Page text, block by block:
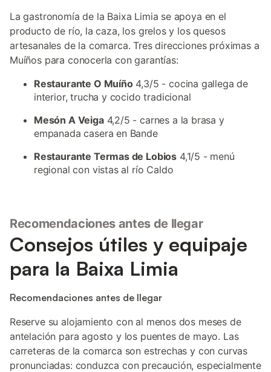
La gastronomía de la Baixa Limia se apoya en el
producto de río, la caza, los grelos y los quesos
artesanales de la comarca. Tres direcciones próximas a
Muíños para conocerla con garantías:
Restaurante O Muíño4,3/5 - cocina gallega de
interior, trucha y cocido tradicional
Mesón A Veiga4,2/5 - carnes a la brasa y
empanada casera en Bande
Restaurante Termas de Lobios 4,1/5 - menú
regional con vistas al río Caldo
Recomendaciones antes de llegar
Consejos útiles y equipaje
para la Baixa Limia
Recomendaciones antes de llegar
Reserve su alojamiento con al menos dos meses de
antelación para agosto y los puentes de mayo. Las
carreteras de la comarca son estrechas y con curvas
pronunciadas: conduzca con precaución, especialmente